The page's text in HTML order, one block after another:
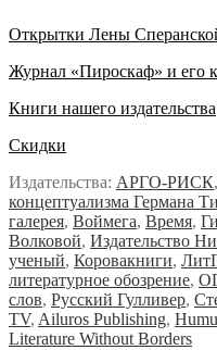
Открытки Лены
Журнал «Пироскаф» и его
Книги нашего издательства
Скидки
Издательства: АРГО-РИСК,
концептуализма Германа
галерея, Воймега, Время,
Волковой, Издательство
ученый, Коровакниги,
литературное обозрение,
слов, Русский Гулливер,
TV, Ailuros Publishing,
Literature Without Borders